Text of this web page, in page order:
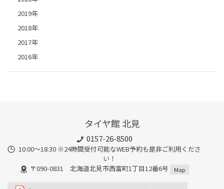
2019年
2018年
2017年
2016年
タイヤ館 北見
0157-26-8500
10:00～18:30 ※24時間受付可能なWEB予約も是非ご利用くださ
い！
〒090-0831 北海道北見市西富町1丁目12番6号
Map